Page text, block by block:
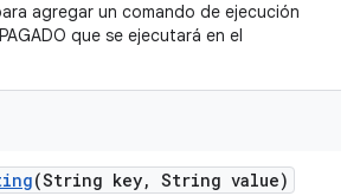
agregar un comando de ejecución
que se ejecutará en el
(String key, String value)